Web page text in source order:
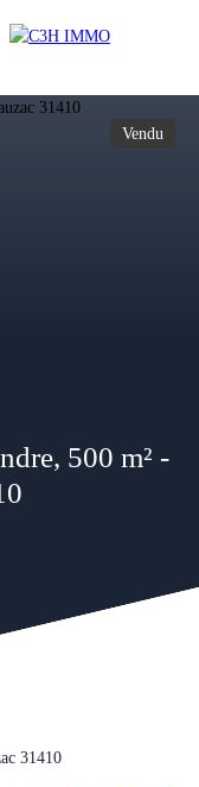
Vendu
500 m² -
31410